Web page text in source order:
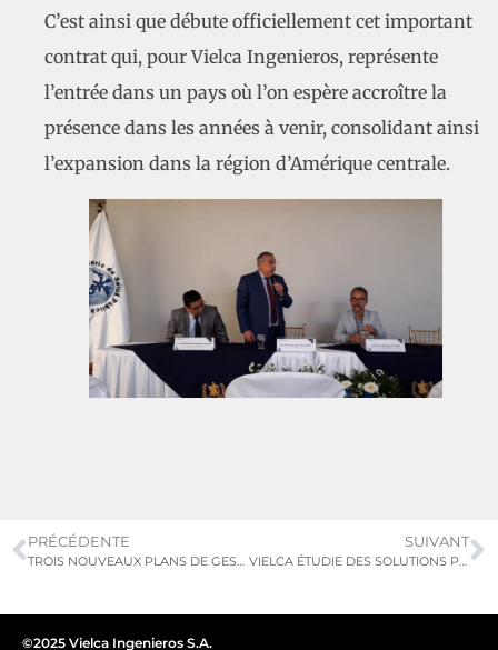
C’est ainsi que débute officiellement cet important
contrat qui, pour Vielca Ingenieros, représente
l’entrée dans un pays où l’on espère accroître la
présence dans les années à venir, consolidant ainsi
l’expansion dans la région d’Amérique centrale.
PRÉCÉDENTE
TROIS NOUVEAUX PLANS DE GESTION DES RESSOURCES FORESTIÈRES ONT ÉTÉ ATTRIBUÉS
SUIVANT
VIELCA ÉTUDIE DES SOLUTIONS POUR ATTÉNUER LES NUISANCES CAUSÉES AUX VOISINS DES STATIONS DE FACULTATS, XÀTIVA, COLÓN OU ÁNGEL GUIMERÁ
©2025 Vielca Ingenieros S.A.